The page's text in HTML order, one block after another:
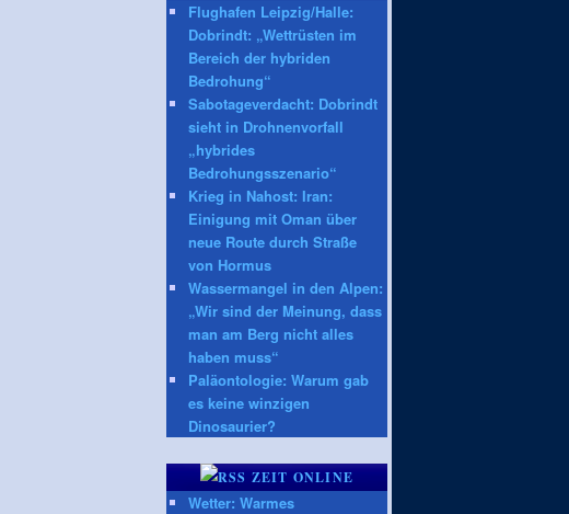
Flughafen Leipzig/Halle:
Dobrindt: „Wettrüsten im
Bereich der hybriden
Bedrohung“
Sabotageverdacht: Dobrindt
sieht in Drohnenvorfall
„hybrides
Bedrohungsszenario“
Krieg in Nahost: Iran:
Einigung mit Oman über
neue Route durch Straße
von Hormus
Wassermangel in den Alpen:
„Wir sind der Meinung, dass
man am Berg nicht alles
haben muss“
Paläontologie: Warum gab
es keine winzigen
Dinosaurier?
ZEIT ONLINE
Wetter: Warmes